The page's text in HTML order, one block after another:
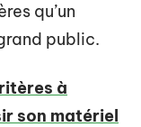
qu’un
public.
à
son matériel